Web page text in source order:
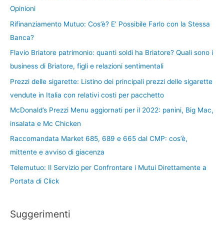
Opinioni
Rifinanziamento Mutuo: Cos’è? E’ Possibile Farlo con la Stessa
Banca?
Flavio Briatore patrimonio: quanti soldi ha Briatore? Quali sono i
business di Briatore, figli e relazioni sentimentali
Prezzi delle sigarette: Listino dei principali prezzi delle sigarette
vendute in Italia con relativi costi per pacchetto
McDonald’s Prezzi Menu aggiornati per il 2022: panini, Big Mac,
insalata e Mc Chicken
Raccomandata Market 685, 689 e 665 dal CMP: cos’è,
mittente e avviso di giacenza
Telemutuo: Il Servizio per Confrontare i Mutui Direttamente a
Portata di Click
Suggerimenti